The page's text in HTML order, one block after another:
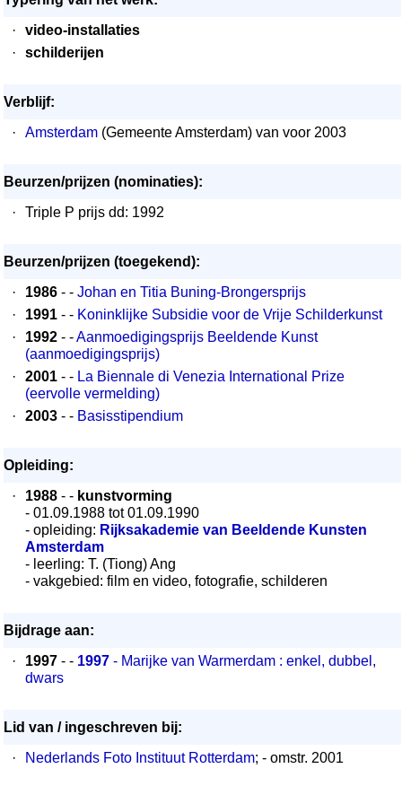
·
video-installaties
·
schilderijen
Verblijf:
·
Amsterdam (Gemeente Amsterdam) van voor 2003
Beurzen/prijzen (nominaties):
·
Triple P prijs dd: 1992
Beurzen/prijzen (toegekend):
·
1986 - - Johan en Titia Buning-Brongersprijs
·
1991 - - Koninklijke Subsidie voor de Vrije Schilderkunst
·
1992 - -Aanmoedigingsprijs Beeldende Kunst
(aanmoedigingsprijs)
·
2001 - - La Biennale di Venezia International Prize
(eervolle vermelding)
·
2003 - - Basisstipendium
Opleiding:
·
1988 - - kunstvorming
- 01.09.1988 tot 01.09.1990
- opleiding: Rijksakademie van Beeldende Kunsten
Amsterdam
- leerling: T. (Tiong) Ang
- vakgebied: film en video, fotografie, schilderen
Bijdrage aan:
·
1997 - - 1997 - Marijke van Warmerdam : enkel, dubbel,
dwars
Lid van / ingeschreven bij:
·
Nederlands Foto Instituut Rotterdam; - omstr. 2001